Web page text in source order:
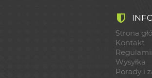
Strona
Kontakt
Wysyłka
Porady i